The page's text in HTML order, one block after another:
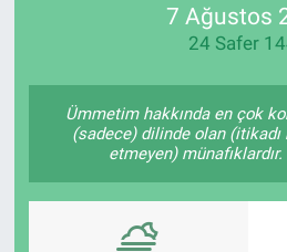
7 Ağustos
24 Safer
Ümmetim hakkında en çok
(sadece) dilinde olan
etmeyen)
Enerjisini Üreten
Endüstri 4.0 Uygulamaları
Ağır Sanayi Çözümleri